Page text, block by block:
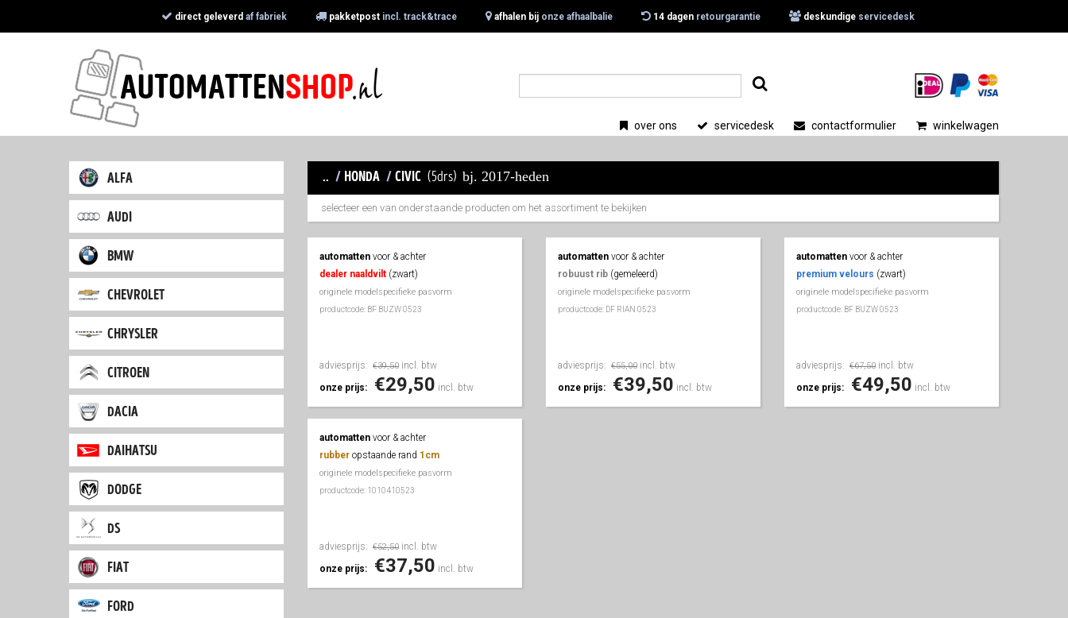
direct geleverd af fabriek pakketpostincl. track&trace afhalen bijonze afhaalbalie 14 dagenretourgarantie deskundigeservicedesk
winkelwagen
contactformulier
servicedesk
over ons
alfa
audi
bmw
chevrolet
chrysler
citroen
dacia
daihatsu
dodge
ds
fiat
ford
.. / honda / civic (5drs) bj. 2017-heden
selecteer een van onderstaande producten om het assortiment te bekijken
automatten voor & achter
dealer naaldvilt (zwart)
originele modelspecifieke pasvorm
productcode: BF BUZW 0523
adviesprijs: €39,50 incl. btw
onze prijs:
€29,50 incl. btw
automattenvoor & achter
robuust rib (gemeleerd)
originele modelspecifieke pasvorm
productcode: DF RIAN 0523
adviesprijs: €55,00 incl. btw
onze prijs:
€39,50 incl. btw
automattenvoor & achter
premium velours (zwart)
originele modelspecifieke pasvorm
productcode: BF BUZW 0523
adviesprijs: €67,50 incl. btw
onze prijs:
€49,50 incl. btw
automatten voor & achter
rubber opstaande rand 1cm
originele modelspecifieke pasvorm
productcode: 1010410523
adviesprijs: €52,50 incl. btw
onze prijs:
€37,50 incl. btw